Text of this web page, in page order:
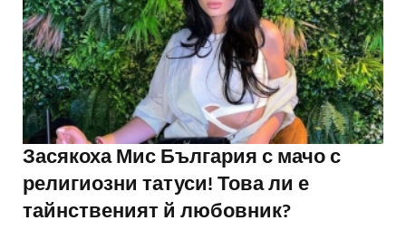
Засякоха Мис България с мачо с
религиозни татуси! Това ли е
тайнственият й любовник?